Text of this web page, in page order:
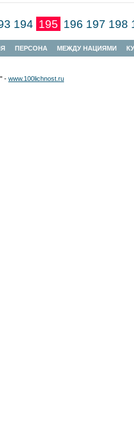
194 195 196 197 198
ПЕРСОНА МЕЖДУ НАЦИЯМИ
- www.100lichnost.ru